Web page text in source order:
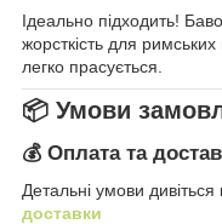
Ідеально підходить!
жорсткість для
легко прасується.
📦 Умови
💰 Оплата та
Детальні умови дивіться
доставки